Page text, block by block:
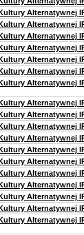
Alternatywnej
Alternatywnej
Alternatywnej
Alternatywnej
Alternatywnej
Alternatywnej
Alternatywnej
Alternatywnej
Alternatywnej
Alternatywnej
Alternatywnej
Alternatywnej
Alternatywnej
Alternatywnej
Alternatywnej
Alternatywnej
Alternatywnej
Alternatywnej